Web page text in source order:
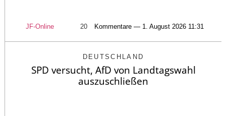
JF-Online 20 Kommentare — 1. August 2026 11:31
DEUTSCHLAND
SPD versucht, AfD von Landtagswahl
auszuschließen